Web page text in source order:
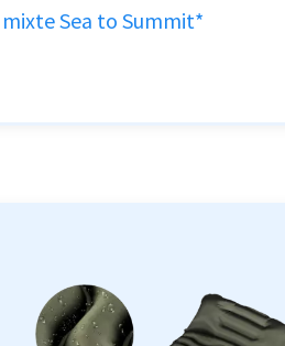
Sea to Summit*